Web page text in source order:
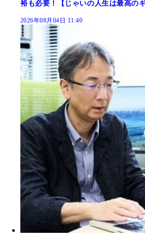
裕も必要！【じゃいの人生は最高の
2026年08月04日 11:40